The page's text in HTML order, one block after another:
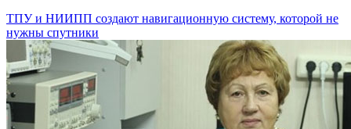
ТПУ и НИИПП создают навигационную систему, которой не
нужны спутники